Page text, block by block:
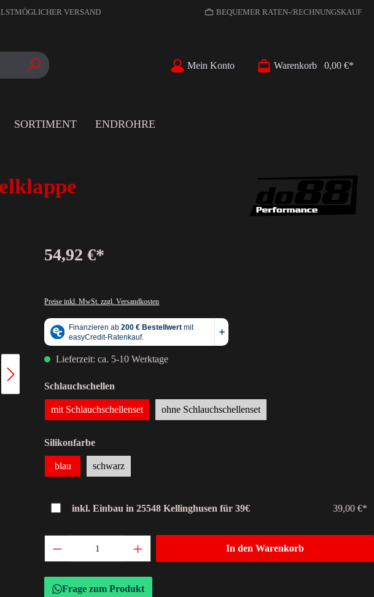
VERSAND BEQUEMER RATEN-/RECHNUNGSKAUF
Mein Konto Warenkorb 0,00 €*
SORTIMENT ENDROHRE
54,92 €*
Preise inkl. MwSt. zzgl. Versandkosten
Lieferzeit: ca. 5-10 Werktage
Schlauchschellen
mit Schlauchschellenset ohne Schlauchschellenset
Silikonfarbe
blau schwarz
inkl. Einbau in 25548 Kellinghusen für 39€ 39,00 €*
In den Warenkorb
Frage zum Produkt